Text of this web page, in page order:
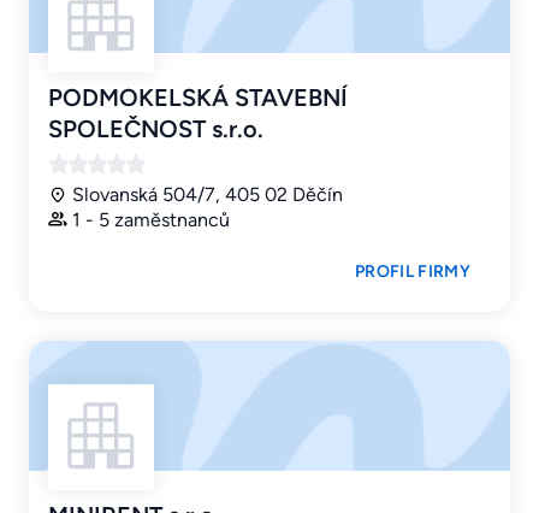
PODMOKELSKÁ STAVEBNÍ
SPOLEČNOST s.r.o.
Slovanská 504/7, 405 02 Děčín
1 - 5 zaměstnanců
PROFIL FIRMY